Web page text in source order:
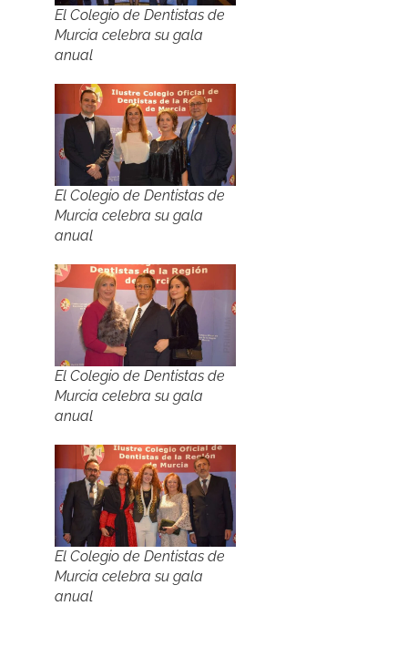
El Colegio de Dentistas de
Murcia celebra su gala
anual
El Colegio de Dentistas de
Murcia celebra su gala
anual
El Colegio de Dentistas de
Murcia celebra su gala
anual
El Colegio de Dentistas de
Murcia celebra su gala
anual